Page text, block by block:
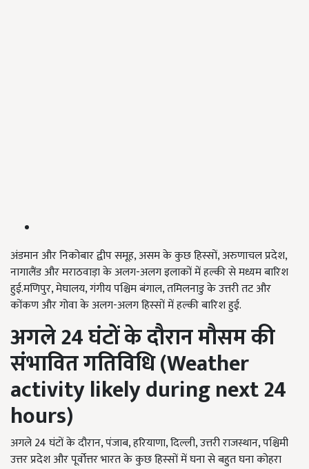
अंडमान और निकोबार द्वीप समूह, असम के कुछ हिस्सों, अरुणाचल प्रदेश,
नागालैंड और मराठवाड़ा के अलग-अलग इलाकों में हल्की से मध्यम बारिश
हुई.मणिपुर, मेघालय, गंगीय पश्चिम बंगाल, तमिलनाडु के उत्तरी तट और
कोंकण और गोवा के अलग-अलग हिस्सों में हल्की बारिश हुई.
अगले 24घंटों के दौरान मौसम की
संभावित गतिविधि (Weather
activity likely during next 24
hours)
अगले 24 घंटों के दौरान, पंजाब, हरियाणा, दिल्ली, उत्तरी राजस्थान, पश्चिमी
उत्तर प्रदेश और पूर्वोत्तर भारत के कुछ हिस्सों में घना से बहुत घना कोहरा